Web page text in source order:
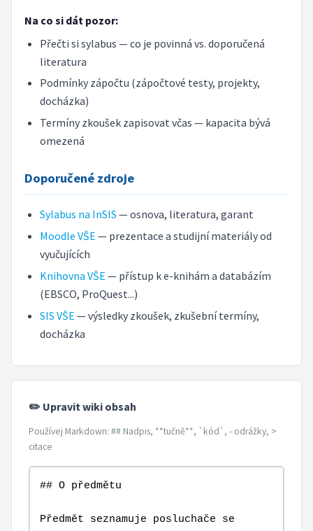
Na co si dát pozor:
Přečti si sylabus — co je povinná vs. doporučená
literatura
Podmínky zápočtu (zápočtové testy, projekty,
docházka)
Termíny zkoušek zapisovat včas — kapacita bývá
omezená
Doporučené zdroje
Sylabus na InSIS — osnova, literatura, garant
Moodle VŠE — prezentace a studijní materiály od
vyučujících
Knihovna VŠE — přístup k e-knihám a databázím
(EBSCO, ProQuest...)
SIS VŠE — výsledky zkoušek, zkušební termíny,
docházka
✏️ Upravit wiki obsah
Používej Markdown: ## Nadpis, **tučně**, `kód`, - odrážky, >
citace